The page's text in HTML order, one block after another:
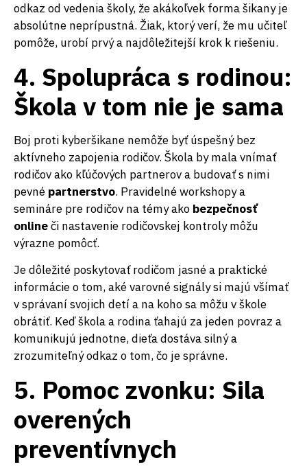
odkaz od vedenia školy, že akákoľvek forma šikany je
absolútne neprípustná. Žiak, ktorý verí, že mu učiteľ
pomôže, urobí prvý a najdôležitejší krok k riešeniu.
4. Spolupráca s rodinou:
Škola v tom nie je sama
Boj proti kyberšikane nemôže byť úspešný bez
aktívneho zapojenia rodičov. Škola by mala vnímať
rodičov ako kľúčových partnerov a budovať s nimi
pevné partnerstvo. Pravidelné workshopy a
semináre pre rodičov na témy ako bezpečnosť
onlineči nastavenie rodičovskej kontroly môžu
výrazne pomôcť.
Je dôležité poskytovať rodičom jasné a praktické
informácie o tom, aké varovné signály si majú všímať
v správaní svojich detí a na koho sa môžu v škole
obrátiť. Keď škola a rodina ťahajú za jeden povraz a
komunikujú jednotne, dieťa dostáva silný a
zrozumiteľný odkaz o tom, čo je správne.
5. Pomoc zvonku: Sila
overených
preventívnych